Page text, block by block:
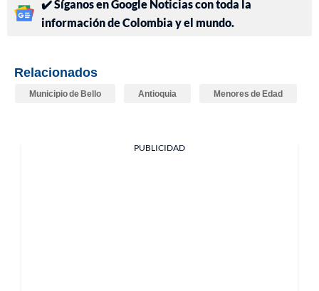
✔️ Síganos en Google Noticias con toda la
información de Colombia y el mundo.
Relacionados
Municipio de Bello Antioquia Menores de Edad
PUBLICIDAD